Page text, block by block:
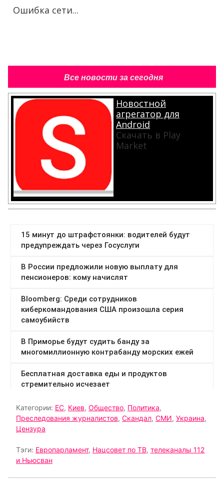
Ошибка сети...
Все новости за сегодня
Новостной
агрегатор для
Android
Скачать в Play
Market
Категории: ЕС, Киев, Общество, Политика,
Преследования журналистов, Скандал, СМИ, Украина,
Цензура
Тэги: Европарламент, Нацсовет по ТВ, телеканалы 112
и Ньюсван